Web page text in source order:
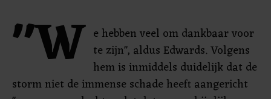
"W e hebben veel om dankbaar voor
te zijn", aldus Edwards. Volgens
hem is inmiddels duidelijk dat de
storm niet de immense schade heeft aangericht